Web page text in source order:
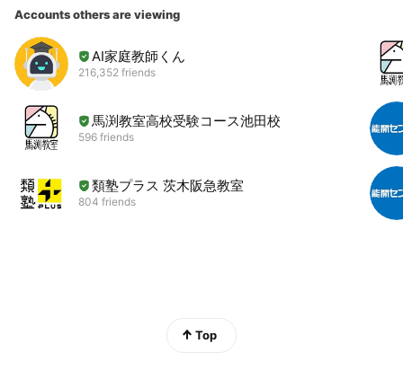
Accounts others are viewing
AI家庭教師くん
216,352 friends
馬渕教室高校受験コース池田校
596 friends
類塾プラス 茨木阪急教室
804 friends
Top